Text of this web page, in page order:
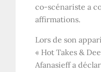
co-scénariste a
affirmations.
Lors de son
« Hot Takes &
Afanasieff a